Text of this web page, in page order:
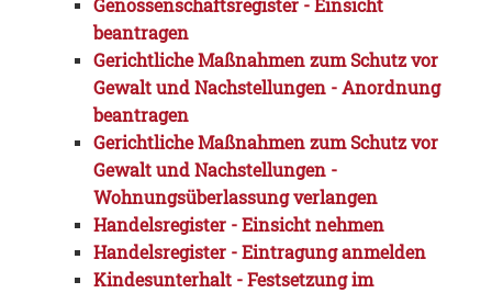
Genossenschaftsregister - Einsicht
beantragen
Gerichtliche Maßnahmen zum Schutz vor
Gewalt und Nachstellungen - Anordnung
beantragen
Gerichtliche Maßnahmen zum Schutz vor
Gewalt und Nachstellungen -
Wohnungsüberlassung verlangen
Handelsregister - Einsicht nehmen
Handelsregister - Eintragung anmelden
Kindesunterhalt - Festsetzung im